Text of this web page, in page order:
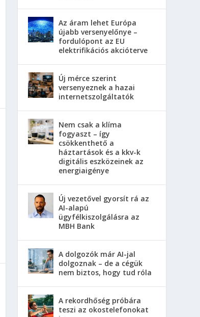
Az áram lehet Európa
újabb versenyelőnye –
fordulópont az EU
elektrifikációs akcióterve
Új mérce szerint
versenyeznek a hazai
internetszolgáltatók
Nem csak a klíma
fogyaszt – így
csökkenthető a
háztartások és a kkv-k
digitális eszközeinek az
energiaigénye
Új vezetővel gyorsít rá az
AI-alapú
ügyfélkiszolgálásra az
MBH Bank
A dolgozók már AI-jal
dolgoznak – de a cégük
nem biztos, hogy tud róla
A rekordhőség próbára
teszi az okostelefonokat